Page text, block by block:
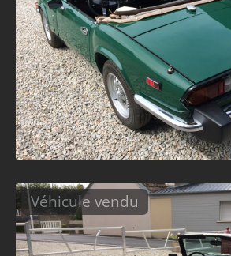
Véhicule vendu